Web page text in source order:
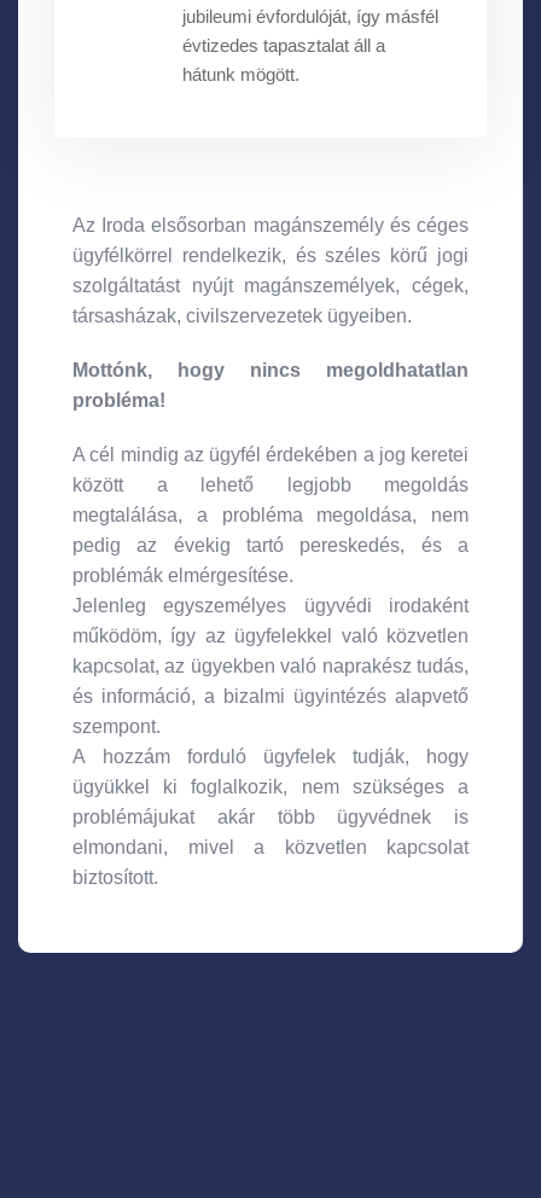
jubileumi évfordulóját, így másfél
évtizedes tapasztalat áll a
hátunk mögött.
Az Iroda elsősorban magánszemély és céges
ügyfélkörrel rendelkezik, és széles körű jogi
szolgáltatást nyújt magánszemélyek, cégek,
társasházak, civilszervezetek ügyeiben.
Mottónk, hogy nincs megoldhatatlan
probléma!
A cél mindig az ügyfél érdekében a jog keretei
között a lehető legjobb megoldás
megtalálása, a probléma megoldása, nem
pedig az évekig tartó pereskedés, és a
problémák elmérgesítése.
Jelenleg egyszemélyes ügyvédi irodaként
működöm, így az ügyfelekkel való közvetlen
kapcsolat, az ügyekben való naprakész tudás,
és információ, a bizalmi ügyintézés alapvető
szempont.
A hozzám forduló ügyfelek tudják, hogy
ügyükkel ki foglalkozik, nem szükséges a
problémájukat akár több ügyvédnek is
elmondani, mivel a közvetlen kapcsolat
biztosított.